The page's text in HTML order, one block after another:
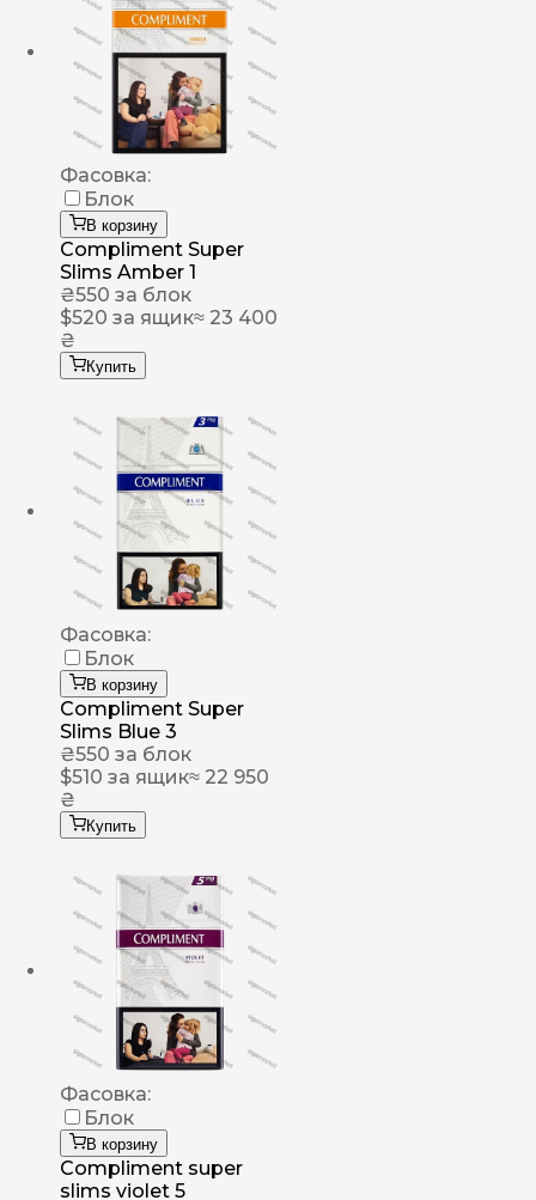
Фасовка:
Блок
В корзину
Compliment Super
Slims Amber 1
₴550 за блок
$520 за ящик≈ 23 400
₴
Купить
Фасовка:
Блок
В корзину
Compliment Super
Slims Blue 3
₴550 за блок
$510 за ящик≈ 22 950
₴
Купить
Фасовка:
Блок
В корзину
Compliment super
slims violet 5